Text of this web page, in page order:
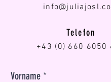
Telefon
+43 (0) 660 6050
Vorname